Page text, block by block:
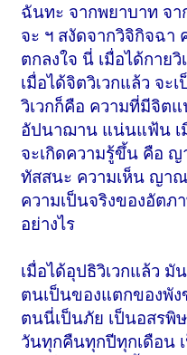
ฉันทะ จากพยาบาท จ
จะ ฯ สงัดจากวิจิกิจฉา
ตกลงใจ นี่ เมื่อได้กายวิ
เมื่อได้จิตวิเวกแล้ว จะ
วิเวกก็คือ ความที่มีจิต
อัปนาฌาน แน่นแฟ้น เ
จะเกิดความรู้ขึ้น คือ
ทัสสนะ ความเห็น ญา
ความเป็นจริงของอัตภ
อย่างไร
เมื่อได้อุปธิวิเวกแล้ว มั
ตนเป็นของแตกของพัง
ตนนี่เป็นภัย เป็นอสรพิ
วันทุกคืนทุกปีทุกเดือน